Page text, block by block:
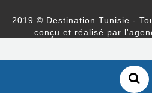
2019 © Destination Tunisie -
conçu et réalisé par